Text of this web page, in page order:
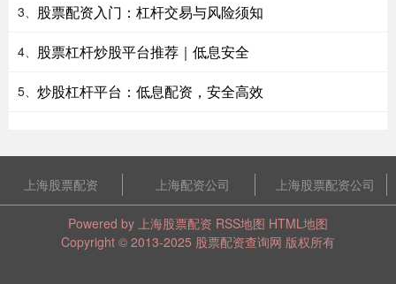
3、 股票配资入门：杠杆交易与风险须知
4、 股票杠杆炒股平台推荐｜低息安全
5、 炒股杠杆平台：低息配资，安全高效
上海股票配资 上海配资公司 上海股票配资公司
Powered by 上海股票配资 RSS地图 HTML地图
Copyright © 2013-2025 股票配资查询网 版权所有